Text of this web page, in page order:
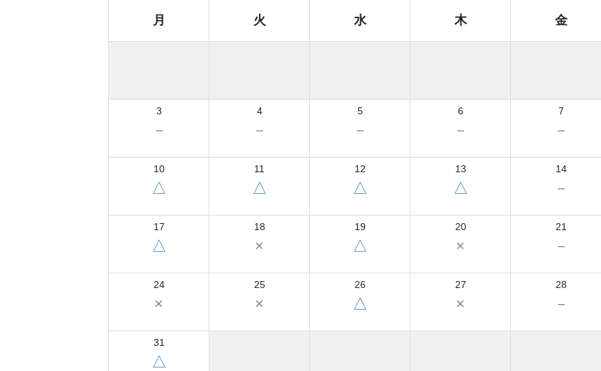
月 火 水 木 金
3
－
4
－
5
－
6
－
7
－
10
△
11
△
12
△
13
△
14
－
17
△
18
×
19
△
20
×
21
－
24
×
25
×
26
△
27
×
28
－
31
△